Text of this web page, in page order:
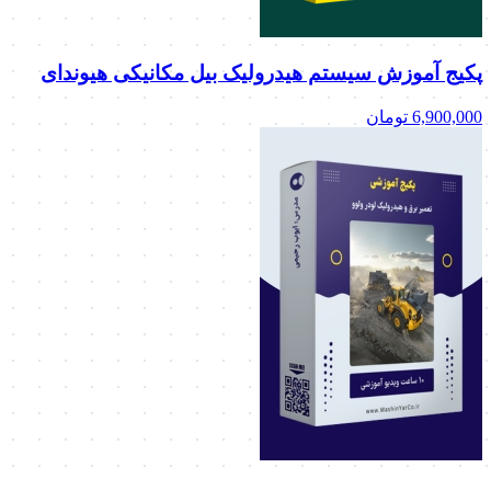
پکیج آموزش سیستم هیدرولیک بیل مکانیکی هیوندای
6,900,000 تومان